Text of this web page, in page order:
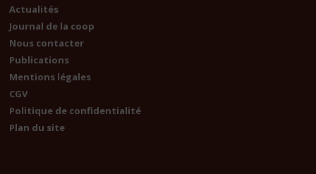
Actualités
Journal de la coop
Nous contacter
Publications
Mentions légales
CGV
Politique de confidentialité
Plan du site